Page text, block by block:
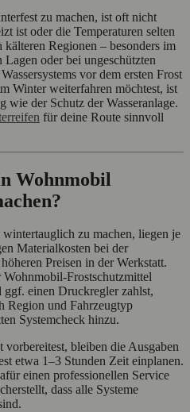
zu machen, ist oft nicht
ist oder die Temperaturen selten
Regionen – besonders im
oder bei ungeschützten
vor dem ersten Frost
Winter weiterfahren möchtest, ist
wie der Schutz der Wasseranlage.
für deine Route sinnvoll
Wohnmobil
zu machen, liegen je
Materialkosten bei der
Preisen in der Werkstatt.
Frostschutzmittel
ggf. einen Druckregler zahlst,
Region und Fahrzeugtyp
Systemcheck hinzu.
bleiben die Ausgaben
etwa 1–3 Stunden Zeit einplanen.
einen professionellen Service
dass alle Systeme